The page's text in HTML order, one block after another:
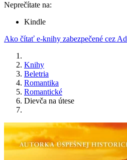
Neprečítate na:
Kindle
Ako čítať e-knihy zabezpečené cez
Knihy
Beletria
Romantika
Romantické
Dievča na útese